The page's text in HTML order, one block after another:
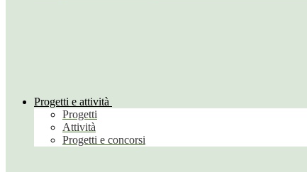
Progetti e attività
Progetti
Attività
Progetti e concorsi